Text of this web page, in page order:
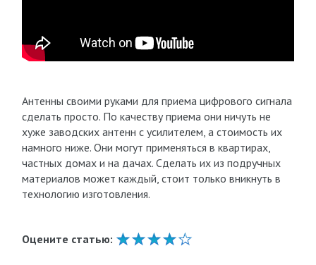
Антенны своими руками для приема цифрового сигнала
сделать просто. По качеству приема они ничуть не
хуже заводских антенн с усилителем, а стоимость их
намного ниже. Они могут применяться в квартирах,
частных домах и на дачах. Сделать их из подручных
материалов может каждый, стоит только вникнуть в
технологию изготовления.
Оцените статью: